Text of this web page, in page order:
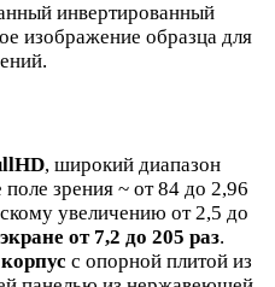
инвертированный
изображение образца для
, широкий диапазон
зрения ~ от 84 до 2,96
увеличению от 2,5 до
от 7,2 до 205 раз.
с опорной плитой из